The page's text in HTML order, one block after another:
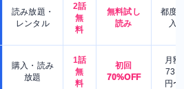
読み放題・
レンタル
2話
無
料
無料試し
読み
都度
入
購入・読み
放題
1話
無
料
初回
70%OFF
月額
730
円〜